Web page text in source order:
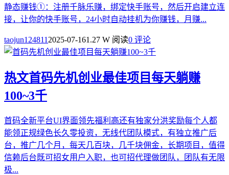
静态赚钱①：注册千脉乐赚，绑定快手账号，然后开启建立连
接，让你的快手账号，24小时自动挂机为你赚钱，月赚...
taojun1248112025-07-161.27 W 阅读0 评论
热文首码先机创业最佳项目每天躺赚
100~3千
首码全新平台UI界面领先福利高还有独家分洪奖励每个人都
能领正规绿色长久零投资，无线代团队模式，有独立推广后
台，推广几个月，每天几百块，几千块佣金，长期项目，值得
信赖后台既可招女用户入职，也可招代理做团队，团队有无限
极...